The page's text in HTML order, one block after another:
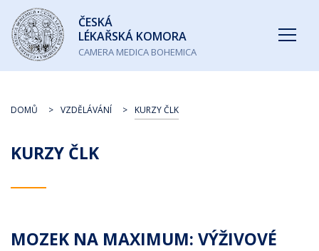
Česká
lékařská
komora
ČESKÁ
LÉKAŘSKÁ KOMORA
CAMERA MEDICA BOHEMICA
KURZY ČLK
DOMŮ VZDĚLÁVÁNÍ KURZY ČLK
MOZEK NA MAXIMUM: VÝŽIVOVÉ